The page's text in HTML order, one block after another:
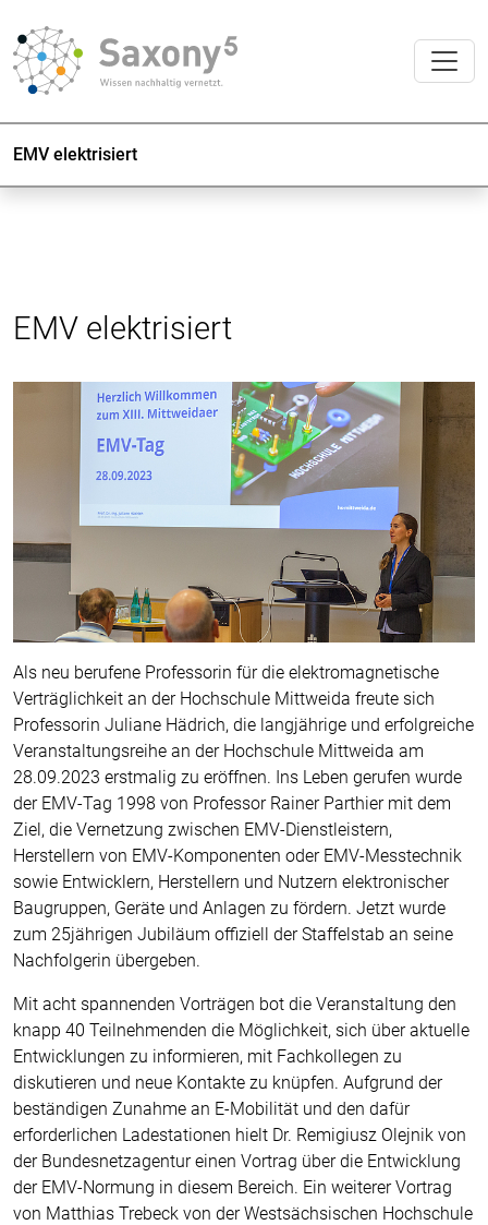
EMV elektrisiert
EMV elektrisiert
Als neu berufene Professorin für die elektromagnetische
Verträglichkeit an der Hochschule Mittweida freute sich
Professorin Juliane Hädrich, die langjährige und erfolgreiche
Veranstaltungsreihe an der Hochschule Mittweida am
28.09.2023 erstmalig zu eröffnen. Ins Leben gerufen wurde
der EMV-Tag 1998 von Professor Rainer Parthier mit dem
Ziel, die Vernetzung zwischen EMV-Dienstleistern,
Herstellern von EMV-Komponenten oder EMV-Messtechnik
sowie Entwicklern, Herstellern und Nutzern elektronischer
Baugruppen, Geräte und Anlagen zu fördern. Jetzt wurde
zum 25jährigen Jubiläum offiziell der Staffelstab an seine
Nachfolgerin übergeben.
Mit acht spannenden Vorträgen bot die Veranstaltung den
knapp 40 Teilnehmenden die Möglichkeit, sich über aktuelle
Entwicklungen zu informieren, mit Fachkollegen zu
diskutieren und neue Kontakte zu knüpfen. Aufgrund der
beständigen Zunahme an E-Mobilität und den dafür
erforderlichen Ladestationen hielt Dr. Remigiusz Olejnik von
der Bundesnetzagentur einen Vortrag über die Entwicklung
der EMV-Normung in diesem Bereich. Ein weiterer Vortrag
von Matthias Trebeck von der Westsächsischen Hochschule